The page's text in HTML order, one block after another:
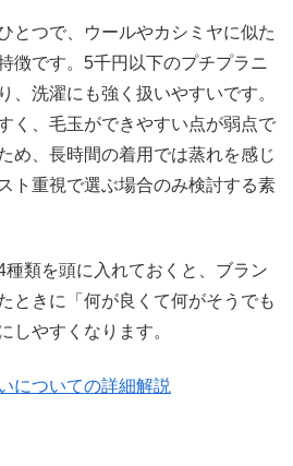
とつで、ウールやカシミヤに似た
徴です。5千円以下のプチプラニ
、洗濯にも強く扱いやすいです。
く、毛玉ができやすい点が弱点で
め、長時間の着用では蒸れを感じ
ト重視で選ぶ場合のみ検討する素
類を頭に入れておくと、ブラン
ときに「何が良くて何がそうでも
しやすくなります。
についての詳細解説